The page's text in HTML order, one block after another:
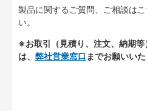
製品に関するご質問、ご相談は
い。
※お取引（見積り、注文、納期
は、 弊社営業窓口までお願いいた